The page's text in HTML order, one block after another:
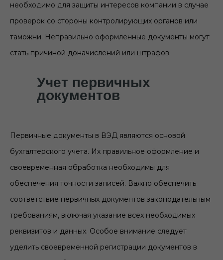
необходимо для защиты интересов компании в случае
проверок со стороны контролирующих органов или
таможни. Неправильно оформленные документы могут
стать причиной доначислений или штрафов.
Учет первичных
документов
Первичные документы в ВЭД являются основой
бухгалтерского учета. Их правильное оформление и
своевременная обработка необходимы для
обеспечения точности записей. Важно обеспечить
соответствие первичных документов законодательным
требованиям, включая указание всех необходимых
реквизитов и данных. Особое внимание следует
уделить своевременной регистрации документов в